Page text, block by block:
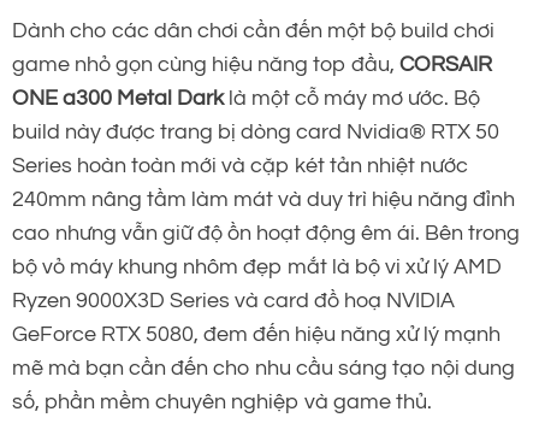
Dành cho các dân chơi cần đến một bộ build chơi
game nhỏ gọn cùng hiệu năng top đầu, CORSAIR
ONE a300 Metal Darklà một cỗ máy mơ ước. Bộ
build này được trang bị dòng card Nvidia® RTX 50
Series hoàn toàn mới và cặp két tản nhiệt nước
240mm nâng tầm làm mát và duy trì hiệu năng đỉnh
cao nhưng vẫn giữ độ ồn hoạt động êm ái. Bên trong
bộ vỏ máy khung nhôm đẹp mắt là bộ vi xử lý AMD
Ryzen 9000X3D Series và card đồ hoạ NVIDIA
GeForce RTX 5080, đem đến hiệu năng xử lý mạnh
mẽ mà bạn cần đến cho nhu cầu sáng tạo nội dung
số, phần mềm chuyên nghiệp và game thủ.